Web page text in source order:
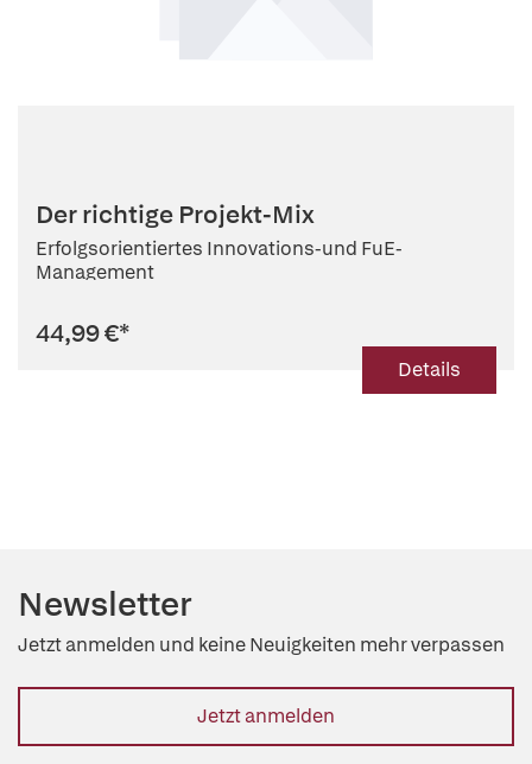
Der richtige Projekt-Mix
Erfolgsorientiertes Innovations-und FuE-
Management
44,99 €*
Details
Newsletter
Jetzt anmelden und keine Neuigkeiten mehr verpassen
Jetzt anmelden